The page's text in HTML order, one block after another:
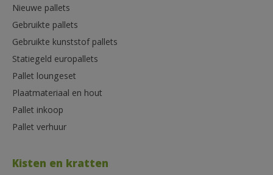
Nieuwe pallets
Gebruikte pallets
Gebruikte kunststof pallets
Statiegeld europallets
Pallet loungeset
Plaatmateriaal en hout
Pallet inkoop
Pallet verhuur
Kisten en kratten